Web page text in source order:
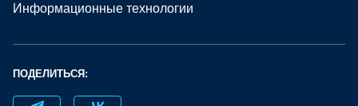
Информационные технологии
ПОДЕЛИТЬСЯ: